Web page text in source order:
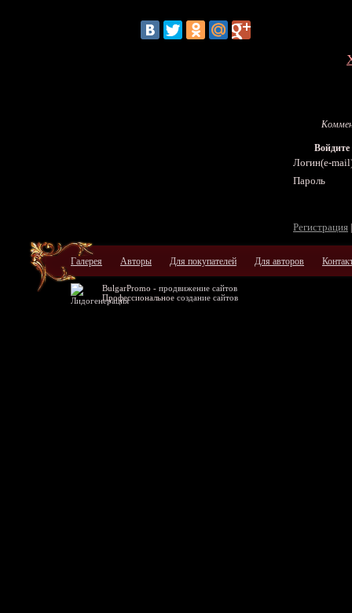
Логин(e-
Пароль
Регистрация
Галерея Авторы Для покупателей Для авторов
BulgarPromo - продвижение сайтов
Профессиональное создание сайтов